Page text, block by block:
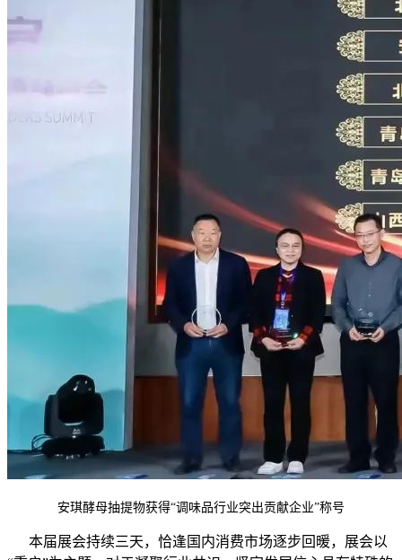
安琪酵母抽提物获得“调味品行业突出贡献企业”称号
本届展会持续三天，恰逢国内消费市场逐步回暖，展会以